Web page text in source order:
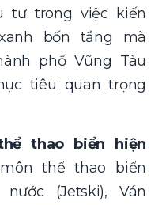
tư trong việc kiến
bốn tầng mà
phố Vũng Tàu
tiêu quan trọng
thao biển hiện
thể thao biển
(Jetski), Ván